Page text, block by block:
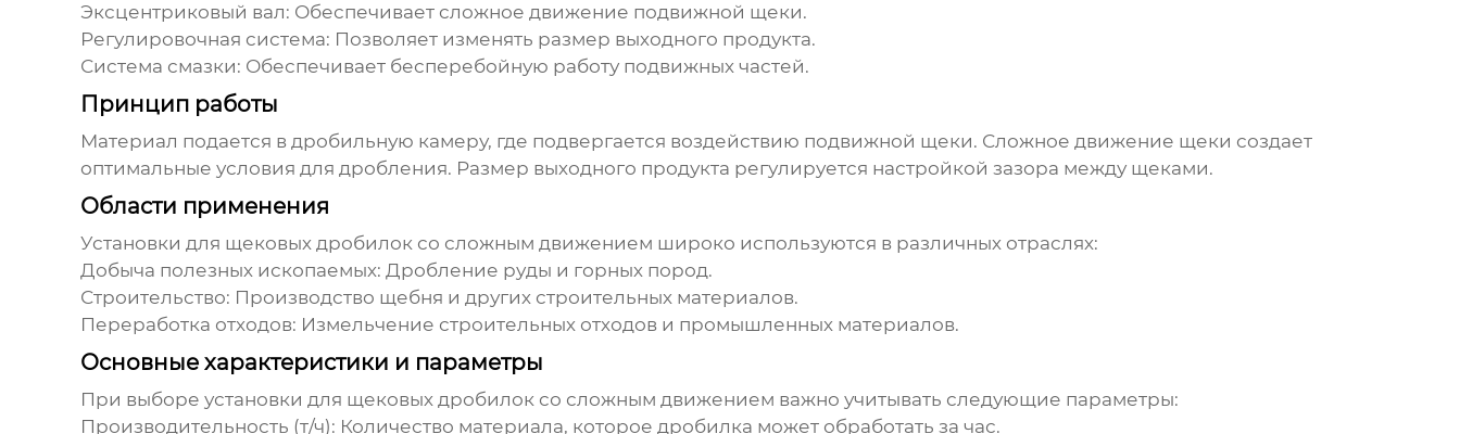
Эксцентриковый вал: Обеспечивает сложное движение подвижной щеки.
Регулировочная система: Позволяет изменять размер выходного продукта.
Система смазки: Обеспечивает бесперебойную работу подвижных частей.
Принцип работы
Материал подается в дробильную камеру, где подвергается воздействию подвижной щеки. Сложное движение щеки создает
оптимальные условия для дробления. Размер выходного продукта регулируется настройкой зазора между щеками.
Области применения
Установки для щековых дробилок со сложным движением широко используются в различных отраслях:
Добыча полезных ископаемых: Дробление руды и горных пород.
Строительство: Производство щебня и других строительных материалов.
Переработка отходов: Измельчение строительных отходов и промышленных материалов.
Основные характеристики и параметры
При выборе установки для щековых дробилок со сложным движением важно учитывать следующие параметры:
Производительность (т/ч): Количество материала, которое дробилка может обработать за час.